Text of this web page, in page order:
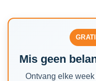
Mis geen
Ontvang elke